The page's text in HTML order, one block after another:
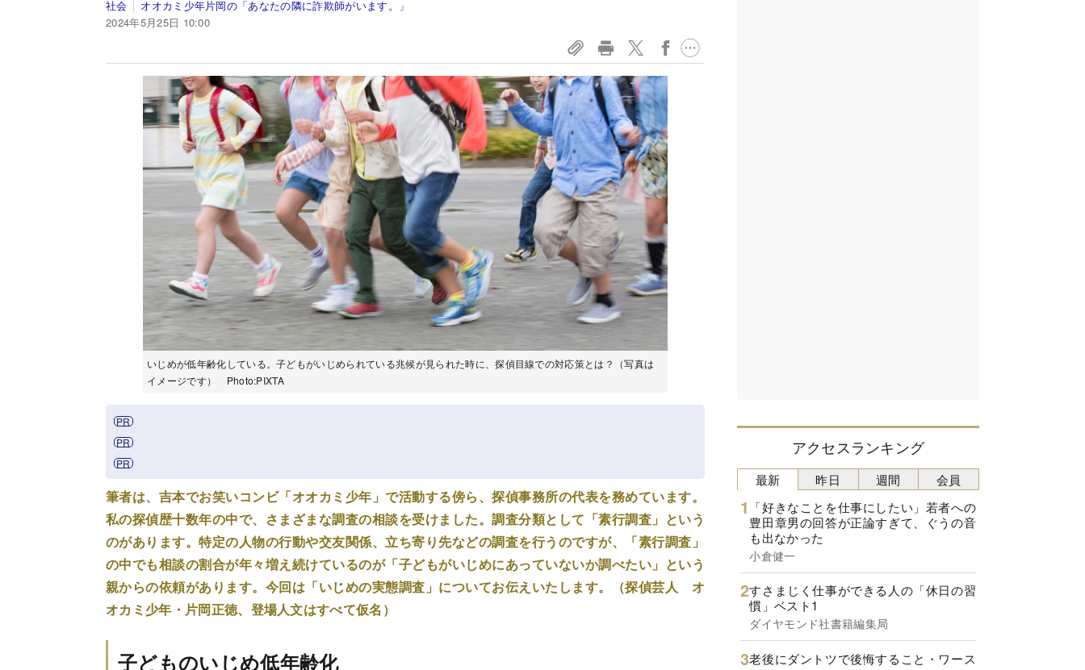
社会
オオカミ少年片岡の「あなたの隣に詐欺師がいます。」
2024年5月25日 10:00
いじめが低年齢化している。子どもがいじめられている兆候が見られた時に、探偵目線での対応策とは？（写真は
イメージです） Photo:PIXTA
筆者は、吉本でお笑いコンビ「オオカミ少年」で活動する傍ら、探偵事務所の代表を務めています。
私の探偵歴十数年の中で、さまざまな調査の相談を受けました。調査分類として「素行調査」という
のがあります。特定の人物の行動や交友関係、立ち寄り先などの調査を行うのですが、「素行調査」
の中でも相談の割合が年々増え続けているのが「子どもがいじめにあっていないか調べたい」という
親からの依頼があります。今回は「いじめの実態調査」についてお伝えいたします。（探偵芸人 オ
オカミ少年・片岡正徳、登場人文はすべて仮名）
子どものいじめ低年齢化
アクセスランキング
最新
「好きなことを仕事にしたい」若者への
豊田章男の回答が正論すぎて、ぐうの音
も出なかった
小倉健一
すさまじく仕事ができる人の「休日の習
慣」ベスト1
ダイヤモンド社書籍編集局
老後にダントツで後悔すること・ワース
昨日 週間 会員